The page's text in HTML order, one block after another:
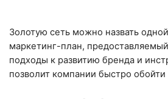
Золотую сеть можно назвать
маркетинг-план,
подходы к развитию бренда и
позволит компании быстро